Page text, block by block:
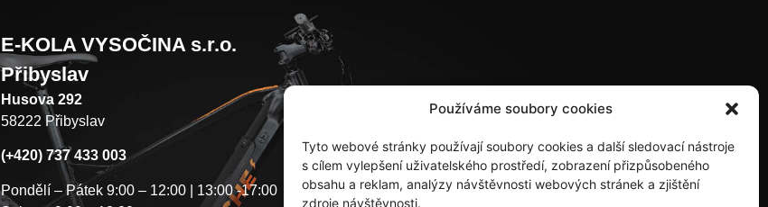
Používáme soubory cookies
Tyto webové stránky používají soubory cookies a další sledovací nástroje
s cílem vylepšení uživatelského prostředí, zobrazení přizpůsobeného
obsahu a reklam, analýzy návštěvnosti webových stránek a zjištění
zdroje návštěvnosti.
E-KOLA VYSOČINA s.r.o.
Přibyslav
Husova 292
58222 Přibyslav
(+420) 737 433 003
Pondělí – Pátek 9:00 – 12:00 | 13:00 -17:00